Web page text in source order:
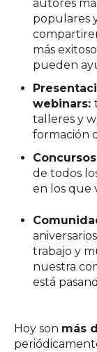
autores
populares
más
pueden
webinars:
talleres y
formación
de todos
en los que
trabajo y
nuestra
está
Hoy son más